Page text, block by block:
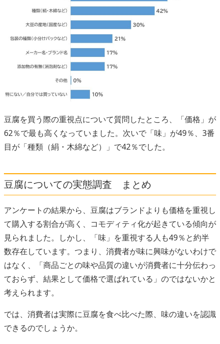
豆腐を買う際の重視点について質問したところ、「価格」が
62％で最も高くなっていました。次いで「味」が49％、3番
目が「種類（絹・木綿など）」で42％でした。
豆腐についての実態調査 まとめ
アンケートの結果から、豆腐はブランドよりも価格を重視し
て購入する割合が高く、コモディティ化が起きている傾向が
見られました。しかし、「味」を重視する人も49％と約半
数存在しています。つまり、消費者が味に興味がないわけで
はなく、「商品ごとの味や品質の違いが消費者に十分伝わっ
ておらず、結果として価格で選ばれている」のではないかと
考えられます。
では、消費者は実際に豆腐を食べ比べた際、味の違いを認識
できるのでしょうか。